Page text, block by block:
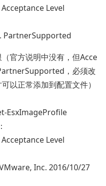
Level
PartnerSupported
官方说明中没有，但Acce
，必须改
以正常添加到配置文件）
EsxImageProfile
Level
Inc. 2016/10/27